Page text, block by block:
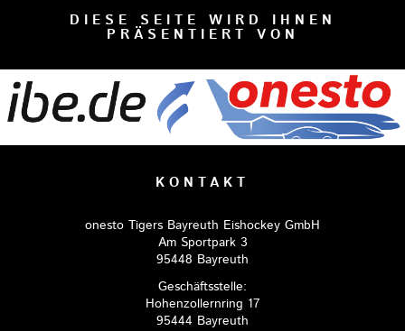
DIESE SEITE WIRD IHNEN
PRÄSENTIERT VON
KONTAKT
onesto Tigers Bayreuth Eishockey GmbH
Am Sportpark 3
95448 Bayreuth
Geschäftsstelle:
Hohenzollernring 17
95444 Bayreuth